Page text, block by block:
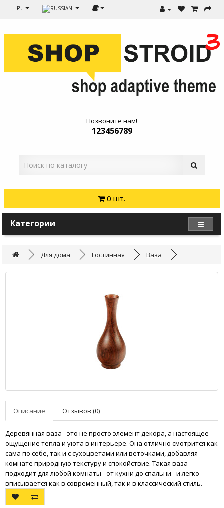
Р.
Позвоните нам!
123456789
0 шт.
Категории
Для дома Гостинная Ваза
Описание Отзывов (0)
Деревянная ваза - это не просто элемент декора, а настоящее
ощущение тепла и уюта в интерьере. Она отлично смотрится как
сама по себе, так и с сухоцветами или веточками, добавляя
комнате природную текстуру и спокойствие. Такая ваза
подходит для любой комнаты - от кухни до спальни - и легко
вписывается как в современный, так и в классический стиль.